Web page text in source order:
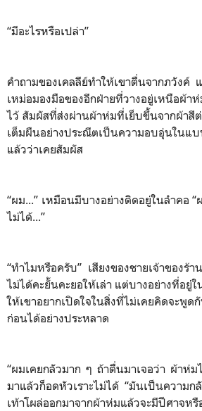
“มีอะไรหรือเปล่า”
คำถามของเคลลีย์ทำให้เขาตื่นจากภวังค์
เหม่อมองมือของอีกฝ่ายที่วางอยู่เหนือผ้าห่
ไว้ สัมผัสที่ส่งผ่านผ้าห่มที่เย็บขึ้นจากผ้าสี
เต็มผืนอย่างประณีตเป็นความอบอุ่นในแบ
แล้วว่าเคยสัมผัส
“ผม...” เหมือนมีบางอย่างติดอยู่ในลำคอ
ไม่ได้...”
“ทำไมหรือครับ” เสียงของชายเจ้าของร้
ไม่ได้คะยั้นคะยอให้เล่า แต่บางอย่างที่อยู่
ให้เขาอยากเปิดใจในสิ่งที่ไม่เคยคิดจะพูด
ก่อนได้อย่างประหลาด
“ผมเคยกลัวมาก ๆ ถ้าตื่นมาเจอว่า ผ้าห่ม
มาแล้วก็อดหัวเราะไม่ได้ “มันเป็นความ
เท้าโผล่ออกมาจากผ้าห่มแล้วจะมีปีศาจห